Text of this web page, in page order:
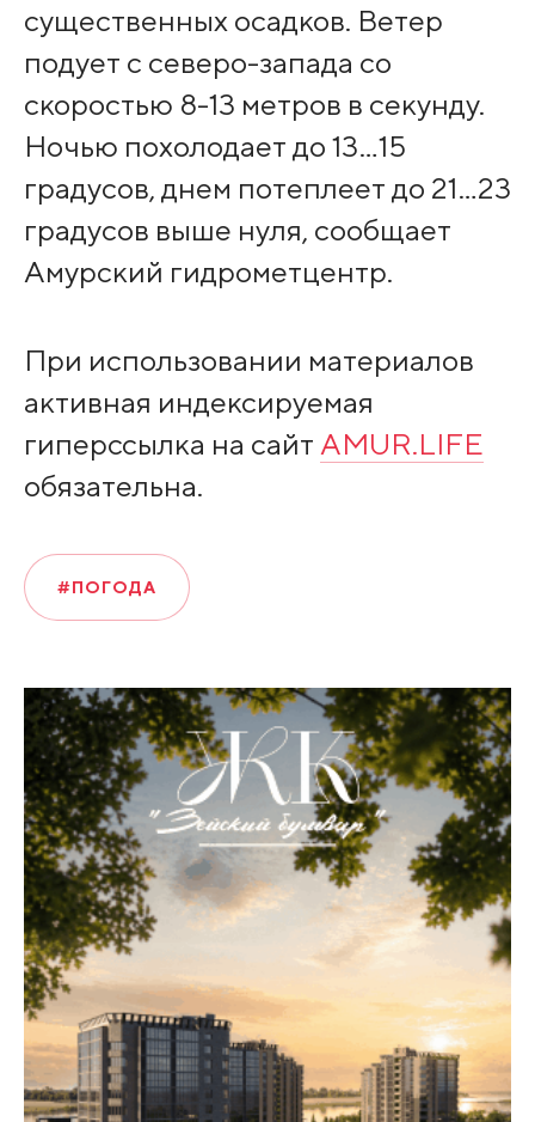
существенных осадков. Ветер
подует с северо-запада со
скоростью 8-13 метров в секунду.
Ночью похолодает до 13…15
градусов, днем потеплеет до 21…23
градусов выше нуля, сообщает
Амурский гидрометцентр.
При использовании материалов
активная индексируемая
гиперссылка на сайт AMUR.LIFE
обязательна.
#ПОГОДА